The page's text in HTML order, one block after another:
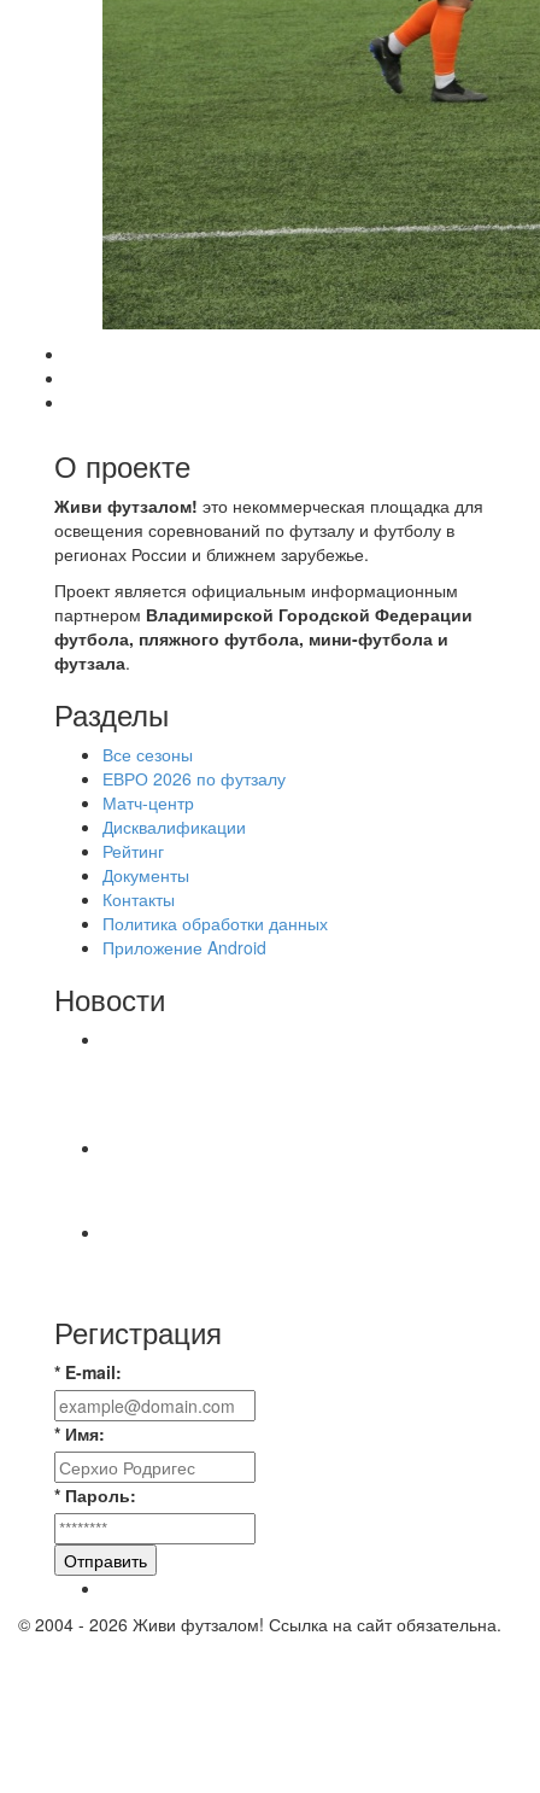
О проекте
Живи футзалом! это некоммерческая площадка для
освещения соревнований по футзалу и футболу в
регионах России и ближнем зарубежье.
Проект является официальным информационным
партнером Владимирской Городской Федерации
футбола, пляжного футбола, мини-футбола и
футзала.
Разделы
Все сезоны
ЕВРО 2026 по футзалу
Матч-центр
Дисквалификации
Рейтинг
Документы
Контакты
Политика обработки данных
Приложение Android
Новости
Регистрация
* E-mail:
* Имя:
* Пароль:
Отправить
© 2004 - 2026 Живи футзалом! Ссылка на сайт обязательна.